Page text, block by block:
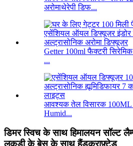
अरोमाथेरेपी डिफ...
Getter 100ml फैक्टरी
...
आवश्यक तेल विसारक 100ML
Humid...
डिमर स्विच के साथ हिमालयन सॉल्ट
लकड़ी के बेस के साथ हैंडक्राफ़्टेड